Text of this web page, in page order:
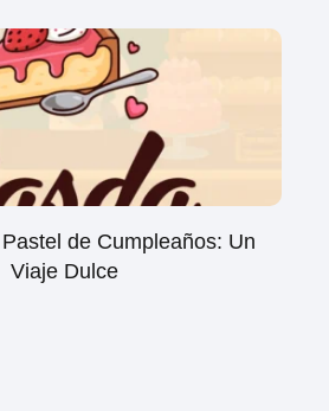
de Cumpleaños: Un
Viaje Dulce